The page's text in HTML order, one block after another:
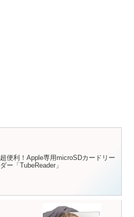
超便利！Apple専用microSDカードリー
ダー「TubeReader」